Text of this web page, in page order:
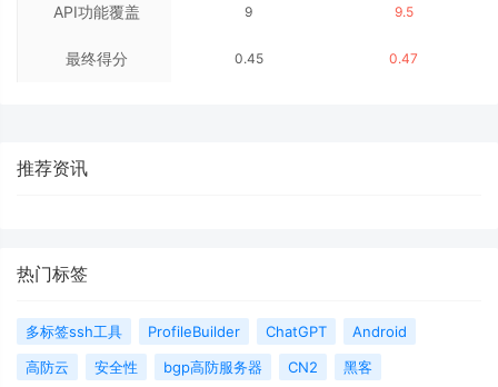
API功能覆盖
最终得分
9
0.45
9.5
0.47
推荐资讯
热门标签
多标签ssh工具 ProfileBuilder ChatGPT
Android
高防云
安全性 bgp高防服务器 CN2
黑客